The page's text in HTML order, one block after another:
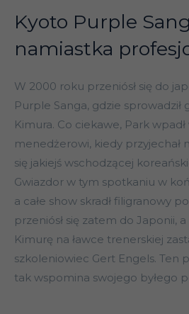
Kyoto Purple
namiastka
W 2000 roku przeniósł się do
Purple Sanga, gdzie sprowadził
Kimura. Co ciekawe, Park
menedżerowi, kiedy przyjechał
się jakiejś wschodzącej
Gwiazdor w tym spotkaniu w
a całe show skradł filigranowy
przeniósł się zatem do Japonii,
Kimurę na ławce trenerskiej
szkoleniowiec Gert Engels. Ten
tak wspomina swojego byłego